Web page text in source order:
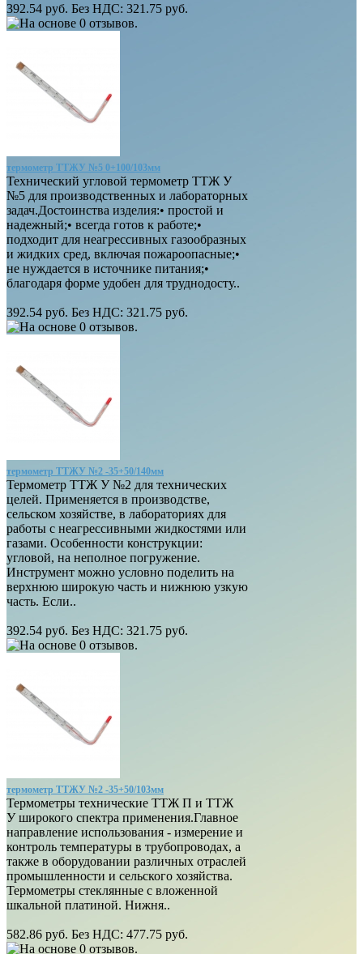
392.54 руб. Без НДС: 321.75 руб.
термометр ТТЖУ №5 0+100/103мм
Технический угловой термометр ТТЖ У
№5 для производственных и лабораторных
задач.Достоинства изделия:• простой и
надежный;• всегда готов к работе;•
подходит для неагрессивных газообразных
и жидких сред, включая пожароопасные;•
не нуждается в источнике питания;•
благодаря форме удобен для труднодосту..
392.54 руб. Без НДС: 321.75 руб.
термометр ТТЖУ №2 -35+50/140мм
Термометр ТТЖ У №2 для технических
целей. Применяется в производстве,
сельском хозяйстве, в лабораториях для
работы с неагрессивными жидкостями или
газами. Особенности конструкции:
угловой, на неполное погружение.
Инструмент можно условно поделить на
верхнюю широкую часть и нижнюю узкую
часть. Если..
392.54 руб. Без НДС: 321.75 руб.
термометр ТТЖУ №2 -35+50/103мм
Термометры технические ТТЖ П и ТТЖ
У широкого спектра применения.Главное
направление использования - измерение и
контроль температуры в трубопроводах, а
также в оборудовании различных отраслей
промышленности и сельского хозяйства.
Термометры стеклянные с вложенной
шкальной платиной. Нижня..
582.86 руб. Без НДС: 477.75 руб.